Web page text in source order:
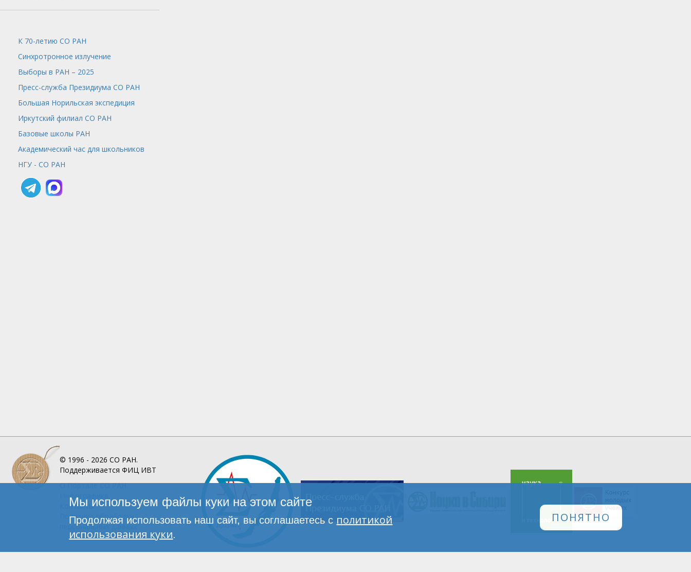
К 70-летию СО РАН
Синхротронное излучение
Выборы в РАН – 2025
Пресс-служба Президиума СО РАН
Большая Норильская экспедиция
Иркутский филиал СО РАН
Базовые школы РАН
Академический час для школьников
НГУ - СО РАН
© 1996 - 2026 СО РАН.
Поддерживается ФИЦ ИВТ
О ПорталеСО РАН
Инфографика
Контакты
Политика обработки
персональных данных
Мы используем файлы куки на этом сайте
Продолжая использовать наш сайт, вы соглашаетесь с политикой
использования куки.
ПОНЯТНО